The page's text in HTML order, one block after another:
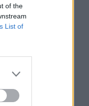
of the
List of